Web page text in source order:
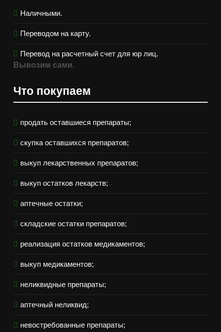
Наличными.
Переводом на карту.
Перевод на расчетный счет для юр лиц.
Вывозим сами.
Что покупаем
продать оставшиеся препараты;
скупка оставшихся препаратов;
выкуп лекарственных препаратов;
выкуп остатков лекарств;
аптечные остатки;
складские остатки препаратов;
реализация остатков медикаментов;
выкуп медикаментов;
неликвидные препараты;
аптечный неликвид;
невостребованные препараты;